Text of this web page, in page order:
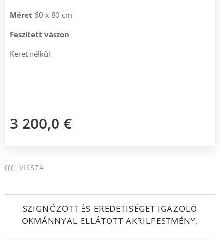
Méret 60 x 80 cm
Feszített vászon
Keret nélkül
3 200,0 €
((( VISSZA
SZIGNÓZOTT ÉS EREDETISÉGET IGAZOLÓ
OKMÁNNYAL ELLÁTOTT AKRILFESTMÉNY.